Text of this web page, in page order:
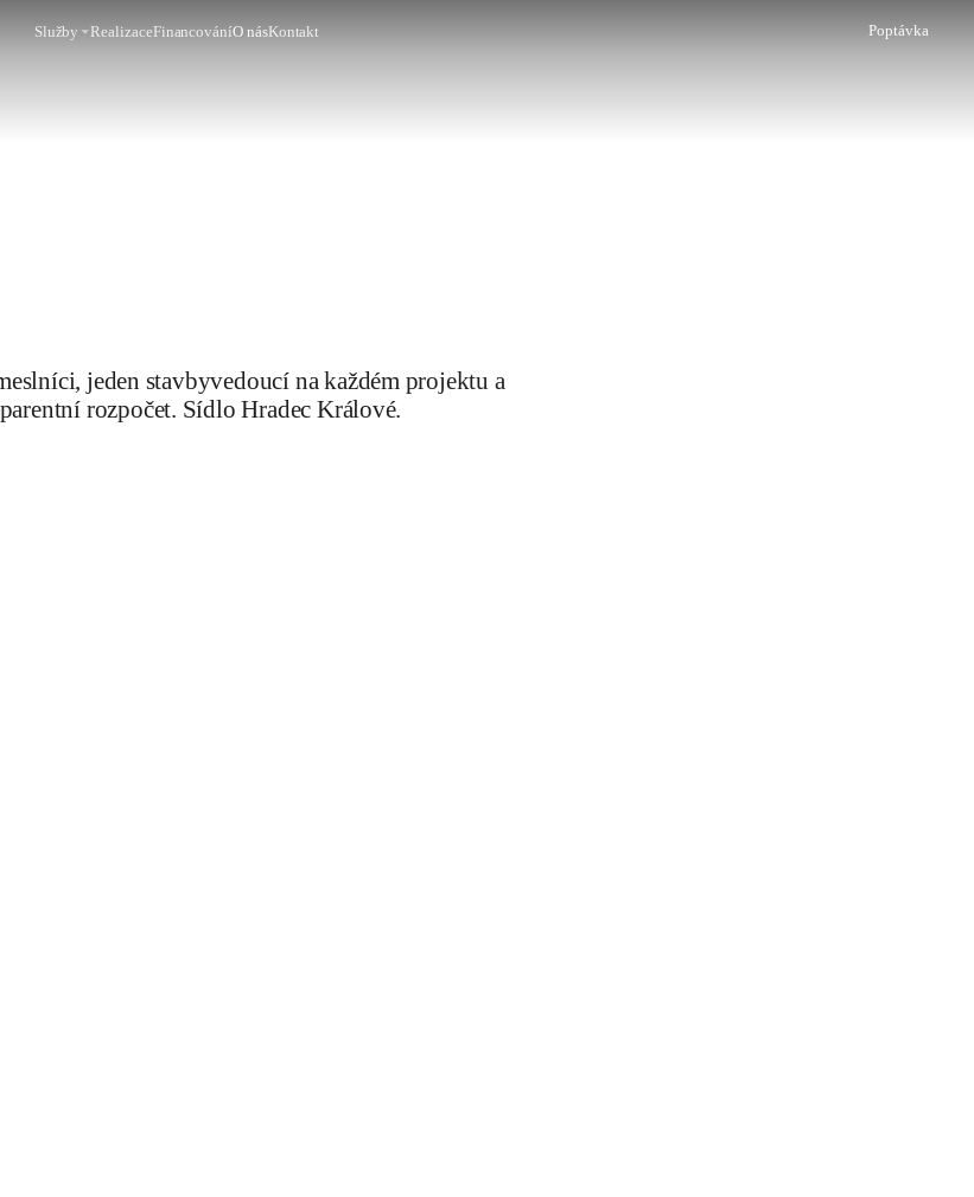
Služby RealizaceFinancováníO násKontakt Poptávka
jeden stavbyvedoucí na každém projektu a
rozpočet. Sídlo Hradec Králové.